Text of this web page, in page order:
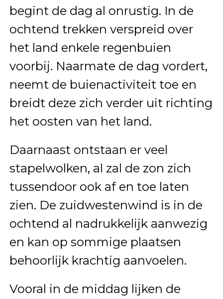
begint de dag al onrustig. In de
ochtend trekken verspreid over
het land enkele regenbuien
voorbij. Naarmate de dag vordert,
neemt de buienactiviteit toe en
breidt deze zich verder uit richting
het oosten van het land.
Daarnaast ontstaan er veel
stapelwolken, al zal de zon zich
tussendoor ook af en toe laten
zien. De zuidwestenwind is in de
ochtend al nadrukkelijk aanwezig
en kan op sommige plaatsen
behoorlijk krachtig aanvoelen.
Vooral in de middag lijken de